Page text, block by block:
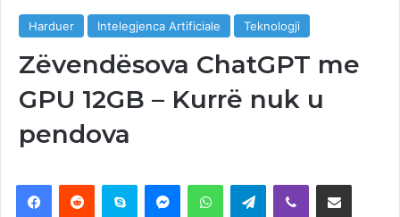
Harduer Intelegjenca Artificiale Teknologji
Zëvendësova ChatGPT me
GPU 12GB – Kurrë nuk u
pendova
FacebookReddit Skype MessengerWhatsAppTelegramViber Ndajeni me email